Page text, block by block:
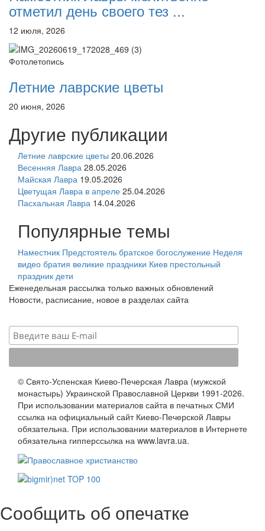
отметил день своего тез ...
12 июля, 2026
Фотолетопись
Летние лаврские цветы
20 июня, 2026
Другие публикации
Летние лаврские цветы 20.06.2026
Весенняя Лавра 28.05.2026
Майская Лавра 19.05.2026
Цветущая Лавра в апреле 25.04.2026
Пасхальная Лавра 14.04.2026
Популярные темы
Наместник Предстоятель братское богослужение Неделя
видео братия великие праздники Киев престольный
праздник дети
Еженедельная рассылка только важных обновлений
Новости, расписание, новое в разделах сайта
© Свято-Успенская Киево-Печерская Лавра (мужской
монастырь) Украинской Православной Церкви 1991-2026.
При использовании материалов сайта в печатных СМИ
ссылка на официальный сайт Киево-Печерской Лавры
обязательна. При использовании материалов в Интернете
обязательна гипперссылка на www.lavra.ua.
Сообщить об опечатке